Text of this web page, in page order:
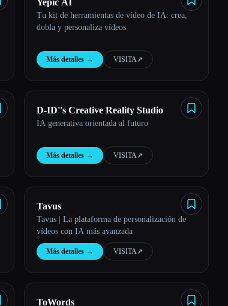
Yepic AI
Tu kit de herramientas de vídeo de IA: crea,
dobla y personaliza vídeos
Más detalles → VISITA↗︎
D-ID''s Creative Reality Studio
IA generativa orientada al futuro
Más detalles → VISITA↗︎
Tavus
Tavus | La plataforma de personalización de
vídeos con IA más avanzada
Más detalles → VISITA↗︎
ToWords